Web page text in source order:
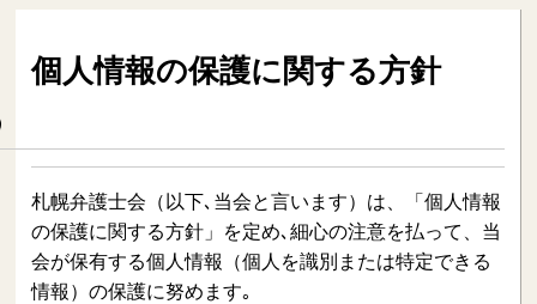
個人情報の保護に関する方針
札幌弁護士会（以下､当会と言います）は、「個人情報
の保護に関する方針」を定め､細心の注意を払って、当
会が保有する個人情報（個人を識別または特定できる
情報）の保護に努めます｡
犯罪被害 セクハラ
遺言 後見・民事信託
詐欺・悪徳商法